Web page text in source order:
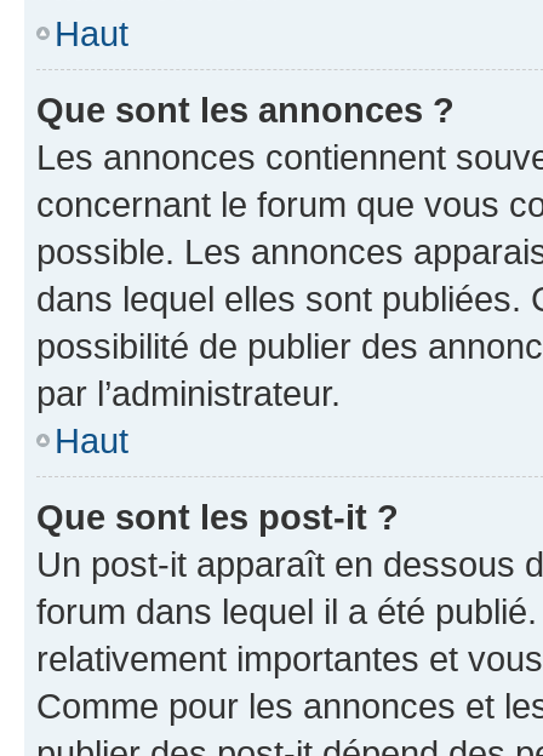
Haut
Que sont les annonces ?
Les annonces contiennent
concernant le forum que vous
possible. Les annonces
dans lequel elles sont publiées.
possibilité de publier des
par l’administrateur.
Haut
Que sont les post-it ?
Un post-it apparaît en dessous
forum dans lequel il a été
relativement importantes et
Comme pour les annonces et